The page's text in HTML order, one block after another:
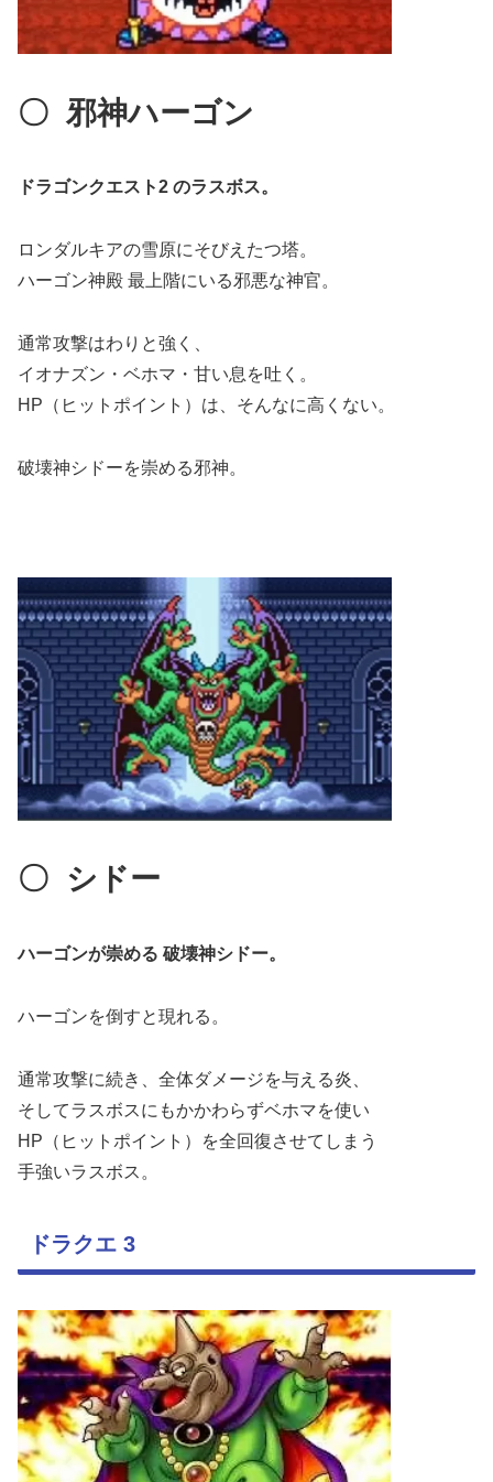
〇 邪神ハーゴン
ドラゴンクエスト2 のラスボス。
ロンダルキアの雪原にそびえたつ塔。
ハーゴン神殿 最上階にいる邪悪な神官。
通常攻撃はわりと強く、
イオナズン・ベホマ・甘い息を吐く。
HP（ヒットポイント）は、そんなに高くない。
破壊神シドーを崇める邪神。
〇 シドー
ハーゴンが崇める 破壊神シドー。
ハーゴンを倒すと現れる。
通常攻撃に続き、全体ダメージを与える炎、
そしてラスボスにもかかわらずベホマを使い
HP（ヒットポイント）を全回復させてしまう
手強いラスボス。
ドラクエ 3